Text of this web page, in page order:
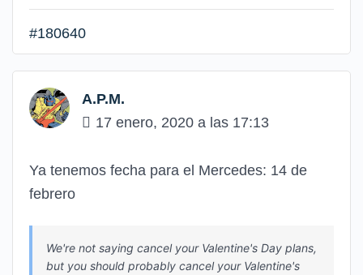
#180640
A.P.M.
17 enero, 2020 a las 17:13
Ya tenemos fecha para el Mercedes: 14 de
febrero
We're not saying cancel your Valentine's Day plans,
but you should probably cancel your Valentine's